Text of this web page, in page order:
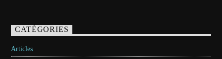
CATÉGORIES
Articles